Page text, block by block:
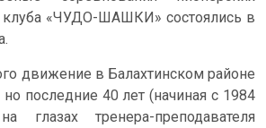
«ЧУДО-ШАШКИ» состоялись в
движение в Балахтинском районе
но последние 40 лет (начиная с 1984
глазах тренера-преподавателя